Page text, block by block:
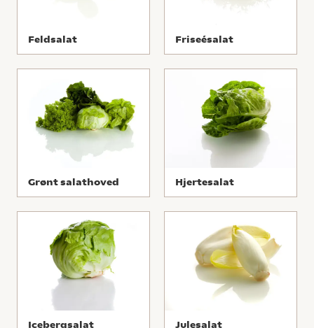
Feldsalat Friseésalat
Grønt salathoved Hjertesalat
Icebergsalat Julesalat